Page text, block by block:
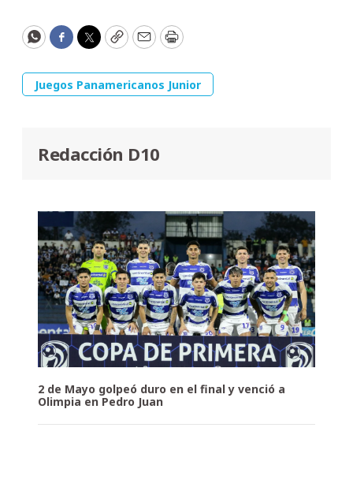
WhatsApp
Facebook
Twitter
CopyEmailPrint
Juegos Panamericanos Junior
Redacción D10
2 de Mayo golpeó duro en el final y venció a
Olimpia en Pedro Juan